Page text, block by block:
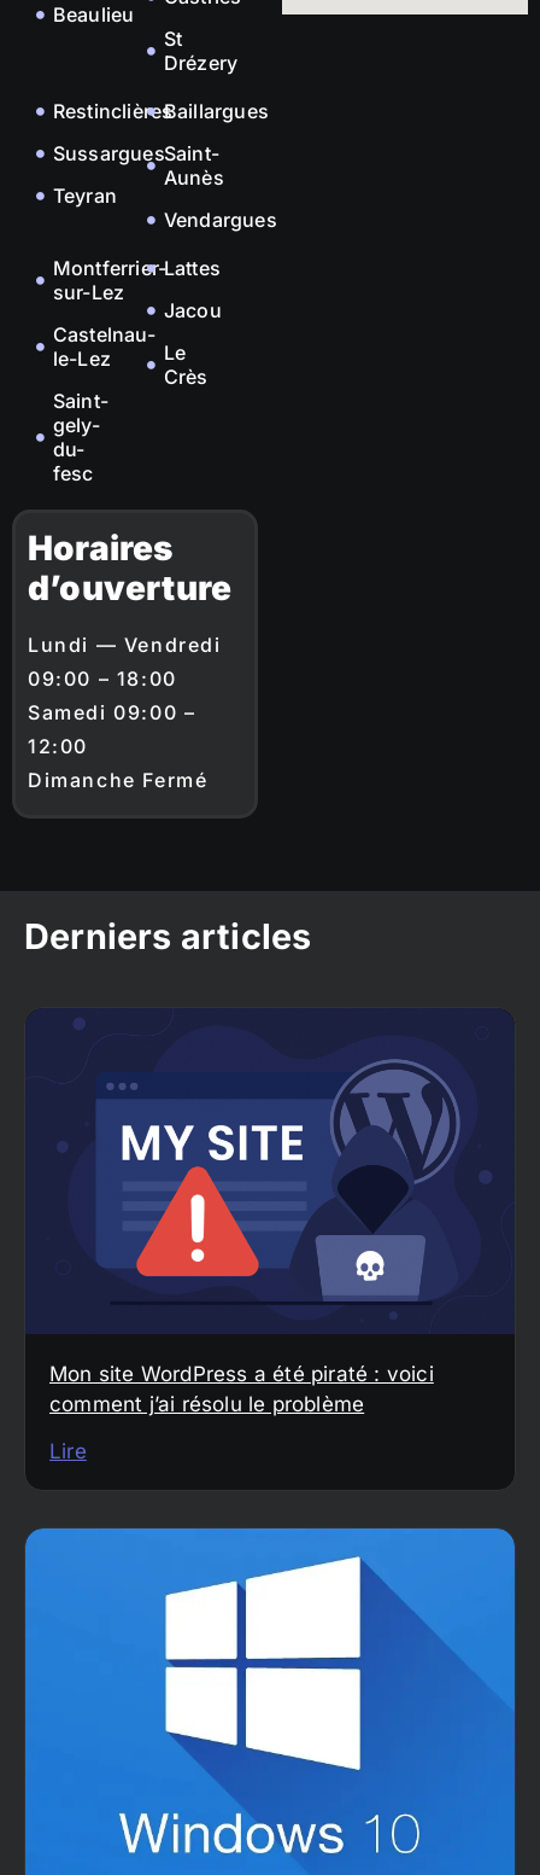
Beaulieu
St
Drézery
Restinclières
Sussargues
Teyran
Baillargues
Saint-
Aunès
Vendargues
Montferrier-
sur-Lez
Castelnau-
le-Lez
Saint-
gely-
du-
fesc
Lattes
Jacou
Le
Crès
Horaires
d’ouverture
Lundi — Vendredi
09:00 – 18:00
Samedi 09:00 –
12:00
Dimanche Fermé
Derniers articles
Mon site WordPress a été piraté : voici
comment j’ai résolu le problème
Lire